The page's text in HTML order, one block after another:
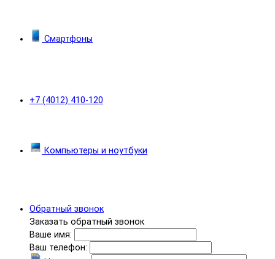
+7 (4012) 410-120
Обратный звонок
Заказать обратный звонок
Ваше имя:
Ваш телефон:
Смартфоны
Компьютеры и ноутбуки